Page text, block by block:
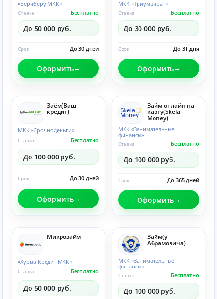
«Бериберу МКК»
Бесплатно
Ставка
До 50 000 руб.
До 30 дней
Срок
Оформить
МКК «Триумвират»
Бесплатно
Ставка
До 30 000 руб.
До 31 дня
Срок
Оформить
Заём(Ваш
кредит)
МКК «Срочноденьги»
Бесплатно
Ставка
До 100 000 руб.
До 30 дней
Срок
Оформить
Займ онлайн на
карту(Skela
Money)
МКК «Занимательные
финансы»
Бесплатно
Ставка
До 100 000 руб.
До 365 дней
Срок
Оформить
Микрозайм
«Хурма Кредит МКК»
Бесплатно
Ставка
До 50 000 руб.
Займ(у
Абрамовича)
МКК «Занимательные
финансы»
Бесплатно
Ставка
До 100 000 руб.